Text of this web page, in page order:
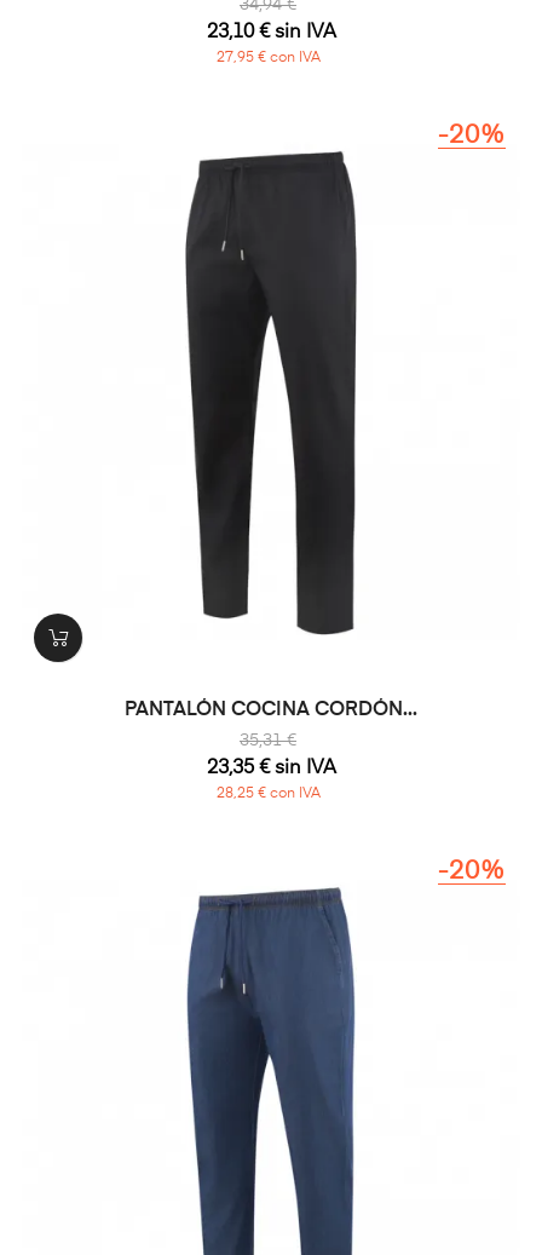
34,94 €
23,10 € sin IVA
27,95 € con IVA
PANTALÓN COCINA CORDÓN...
35,31 €
-20%
23,35 € sin IVA
28,25 € con IVA
-20%